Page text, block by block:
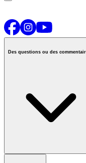
Des questions ou des
Contactez-nous